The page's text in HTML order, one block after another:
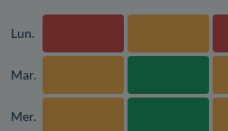
Lun.
Mar.
Mer.